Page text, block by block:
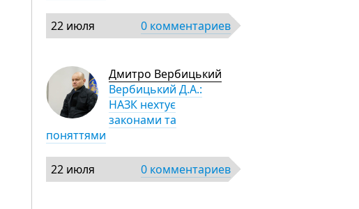
22 июля 0 комментариев
Дмитро Вербицький
Вербицький Д.А.:
НАЗК нехтує
законами та
поняттями
22 июля 0 комментариев